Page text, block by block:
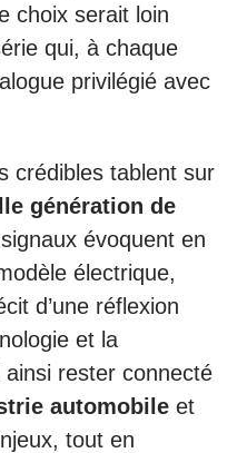
choix serait loin
qui, à chaque
privilégié avec
crédibles tablent sur
génération de
évoquent en
électrique,
d’une réflexion
et la
rester connecté
automobile et
tout en